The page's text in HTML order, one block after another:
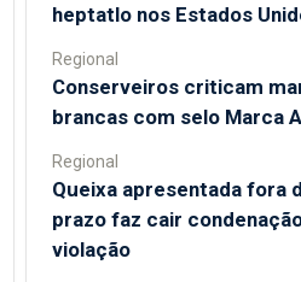
heptatlo nos Estados
Regional
Conserveiros criticam
brancas com selo Marca
Regional
Queixa apresentada fora
prazo faz cair
violação